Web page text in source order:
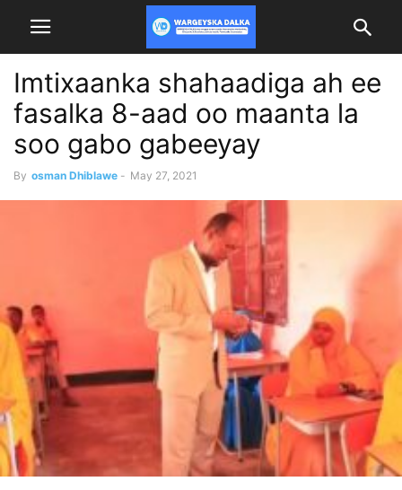
Imtixaanka shahaadiga ah ee
fasalka 8-aad oo maanta la
soo gabo gabeeyay
By osman Dhiblawe - May 27, 2021